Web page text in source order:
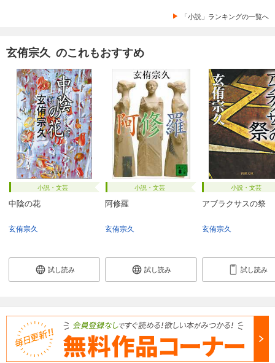
「小説」ランキングの一覧へ
玄侑宗久 のこれもおすすめ
小説・文芸
中陰の花
玄侑宗久
試し読み
小説・文芸
阿修羅
玄侑宗久
試し読み
小説・文芸
アブラクサスの祭
玄侑宗久
試し読み